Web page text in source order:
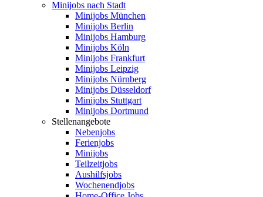
Minijobs nach Stadt
Minijobs München
Minijobs Berlin
Minijobs Hamburg
Minijobs Köln
Minijobs Frankfurt
Minijobs Leipzig
Minijobs Nürnberg
Minijobs Düsseldorf
Minijobs Stuttgart
Minijobs Dortmund
Stellenangebote
Nebenjobs
Ferienjobs
Minijobs
Teilzeitjobs
Aushilfsjobs
Wochenendjobs